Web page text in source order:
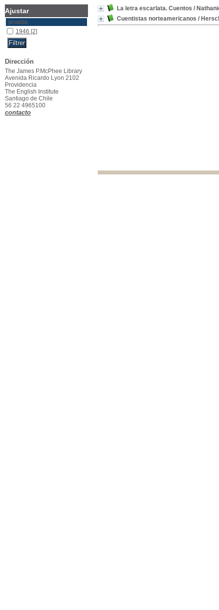
La letra escarlata. Cuentos /
Cuentistas norteamericanos /
Ajustar
prueba
1946 [2]
Dirección
The James P.McPhee Library
Avenida Ricardo Lyon 2102
Providencia
The English Institute
Santiago de Chile
56 22 4965100
contacto